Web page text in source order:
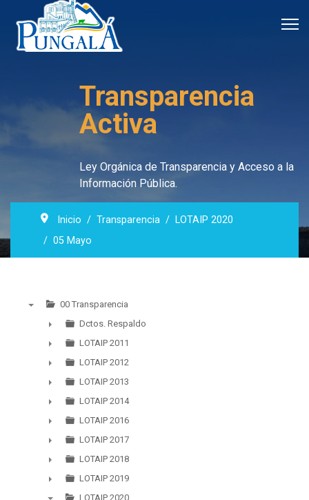
Transparencia
Activa
Ley Orgánica de Transparencia y Acceso a la
Información Pública.
Inicio Transparencia
LOTAIP 2020
05 Mayo
00 Transparencia
►
Dctos. Respaldo
►
LOTAIP 2011
►
LOTAIP 2012
►
LOTAIP 2013
►
LOTAIP 2014
►
LOTAIP 2016
►
LOTAIP 2017
►
LOTAIP 2018
►
LOTAIP 2019
LOTAIP 2020